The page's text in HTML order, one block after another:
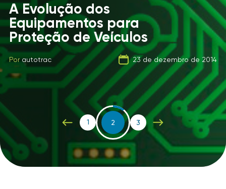
O que você sabe sobre o
combustível que a sua
frota usa?
Porautotrac 21 de setembro de 2019
A Evolução dos
Equipamentos para
Proteção de Veículos
Porautotrac 23 de dezembro de 2014
Carga Fracionada
Porautotrac 06 de fevereiro de 2020
1 2 3